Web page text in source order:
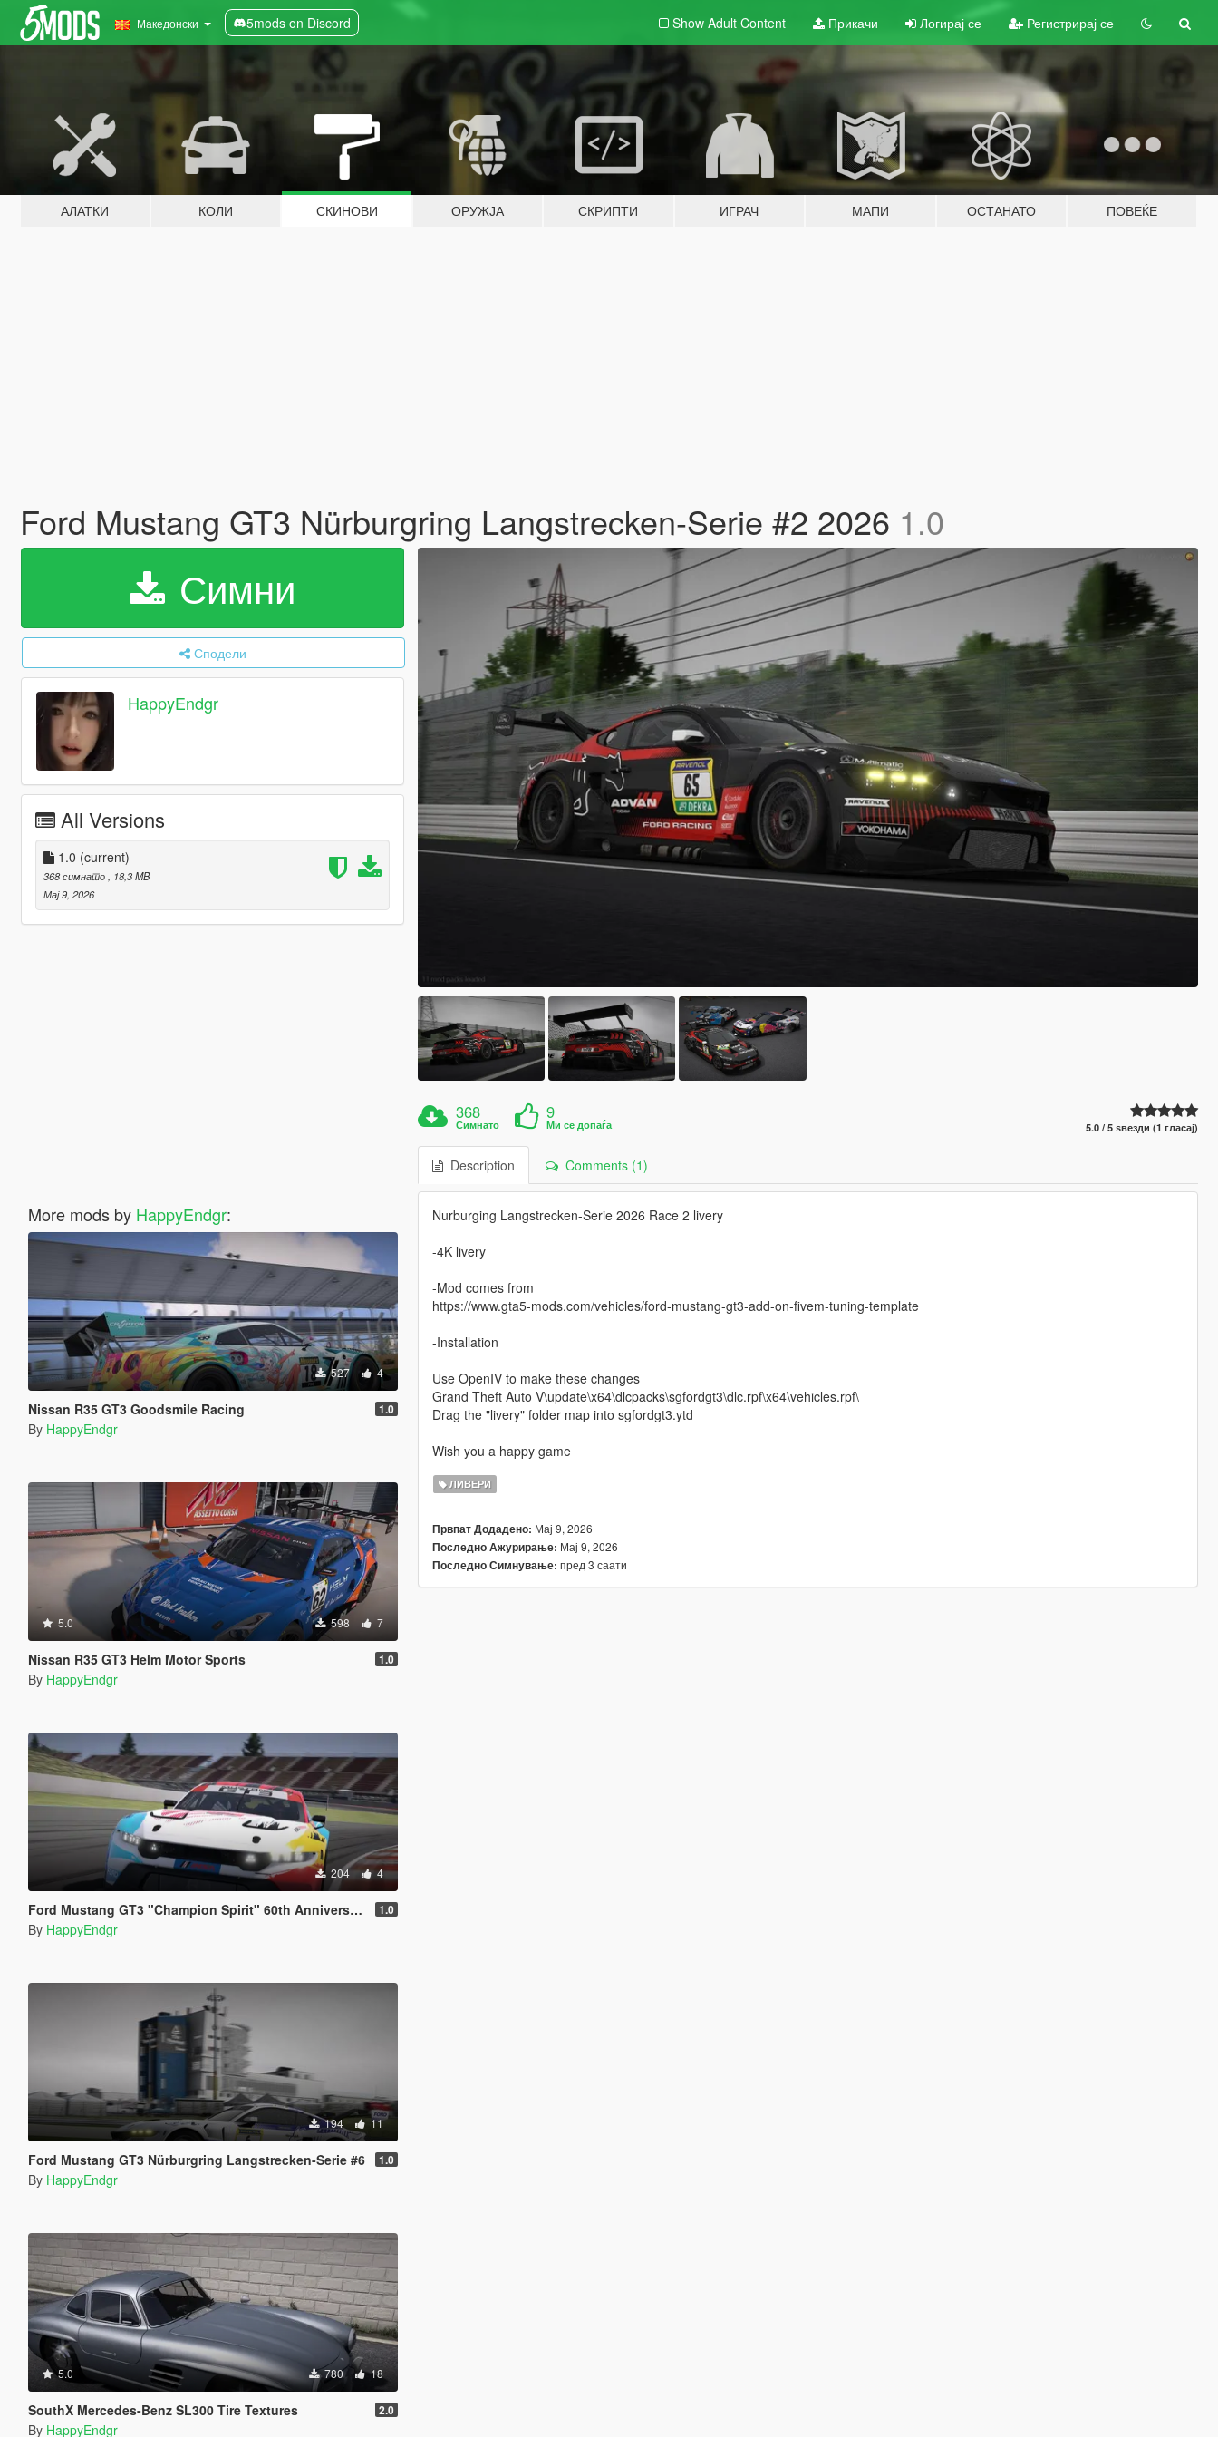
Македонски 5mods on Discord Show Adult Content Прикачи Логирај се Регистрирај се
АЛАТКИ КОЛИ СКИНОВИ ОРУЖЈА СКРИПТИ ИГРАЧ МАПИ ОСТАНАТО ПОВЕЌЕ
Ford Mustang GT3 Nürburgring Langstrecken-Serie #2 2026 1.0
Симни
Сподели
HappyEndgr
All Versions
1.0 (current)
368 симнато
, 18,3 MB
Мај 9, 2026
More mods by HappyEndgr:
527 4
Nissan R35 GT3 Goodsmile Racing 1.0
By HappyEndgr
5.0 598 7
Nissan R35 GT3 Helm Motor Sports 1.0
By HappyEndgr
204 4
Ford Mustang GT3 "Champion Spirit" 60th Anniversary 1.0
By HappyEndgr
194 11
Ford Mustang GT3 Nürburgring Langstrecken-Serie #6 1.0
By HappyEndgr
5.0 780 18
SouthX Mercedes-Benz SL300 Tire Textures 2.0
By HappyEndgr
368
Симнато
9
Ми се допаѓа 5.0 / 5 ѕвезди (1 гласај)
Description Comments (1)
Nurburging Langstrecken-Serie 2026 Race 2 livery
-4K livery
-Mod comes from
https://www.gta5-mods.com/vehicles/ford-mustang-gt3-add-on-fivem-tuning-template
-Installation
Use OpenIV to make these changes
Grand Theft Auto V\update\x64\dlcpacks\sgfordgt3\dlc.rpf\x64\vehicles.rpf\
Drag the "livery" folder map into sgfordgt3.ytd
Wish you a happy game
ЛИВЕРИ
Првпат Додадено: Мај 9, 2026
Последно Ажурирање: Мај 9, 2026
Последно Симнување: пред 3 саати